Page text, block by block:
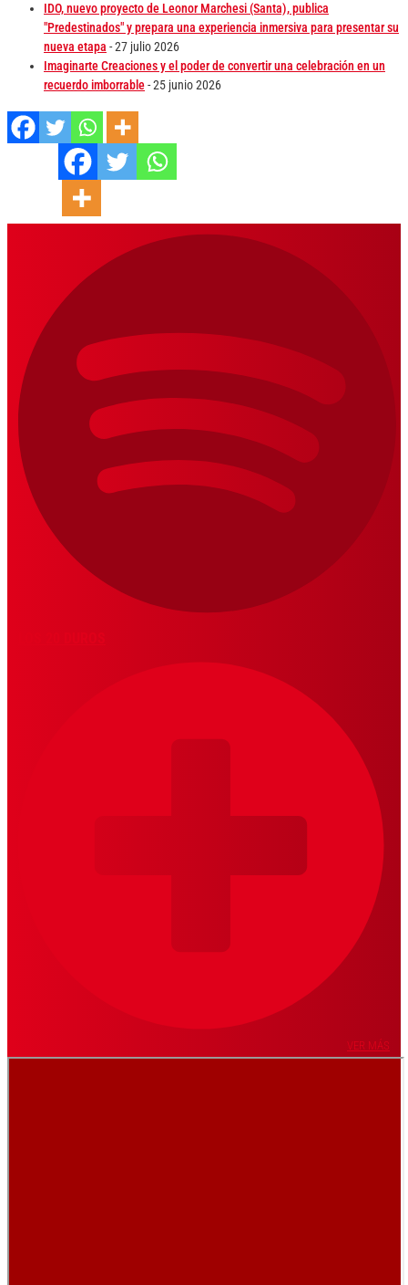
IDO, nuevo proyecto de Leonor Marchesi (Santa), publica
"Predestinados" y prepara una experiencia inmersiva para presentar su
nueva etapa - 27 julio 2026
Imaginarte Creaciones y el poder de convertir una celebración en un
recuerdo imborrable- 25 junio 2026
VER MÁS